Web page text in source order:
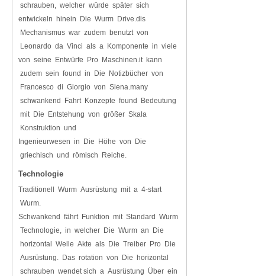
schrauben, welcher würde später sich
entwickeln hinein Die Wurm Drive.dis
Mechanismus war zudem benutzt von
Leonardo da Vinci als a Komponente in viele
von seine Entwürfe Pro Maschinen.it kann
zudem sein found in Die Notizbücher von
Francesco di Giorgio von Siena.many
schwankend Fahrt Konzepte found Bedeutung
mit Die Entstehung von größer Skala
Konstruktion und
Ingenieurwesen in Die Höhe von Die
griechisch und römisch Reiche.
Technologie
Traditionell Wurm Ausrüstung mit a 4-start
Wurm.
Schwankend fährt Funktion mit Standard Wurm
Technologie, in welcher Die Wurm an Die
horizontal Welle Akte als Die Treiber Pro Die
Ausrüstung. Das rotation von Die horizontal
schrauben wendet sich a Ausrüstung Über ein